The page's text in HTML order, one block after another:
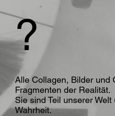
?
Alle Collagen, Bilder und
Fragmenten der Realität.
Sie sind Teil unserer
Wahrheit.